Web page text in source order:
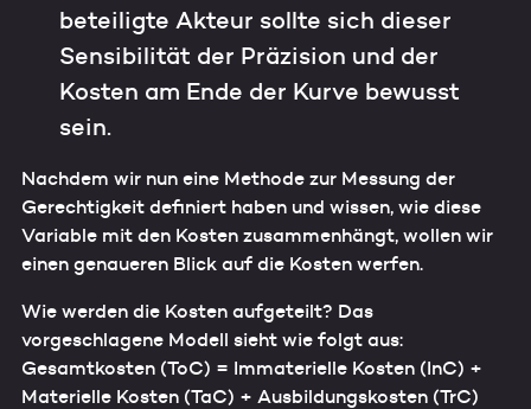
beteiligte Akteur sollte sich dieser
Sensibilität der Präzision und der
Kosten am Ende der Kurve bewusst
sein.
Nachdem wir nun eine Methode zur Messung der
Gerechtigkeit definiert haben und wissen, wie diese
Variable mit den Kosten zusammenhängt, wollen wir
einen genaueren Blick auf die Kosten werfen.
Wie werden die Kosten aufgeteilt? Das
vorgeschlagene Modell sieht wie folgt aus:
Gesamtkosten (ToC) = Immaterielle Kosten (InC) +
Materielle Kosten (TaC) + Ausbildungskosten (TrC)